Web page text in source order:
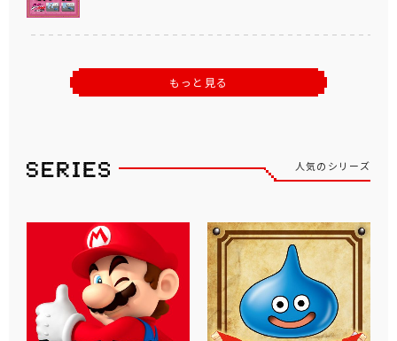
もっと見る
人気のシリーズ